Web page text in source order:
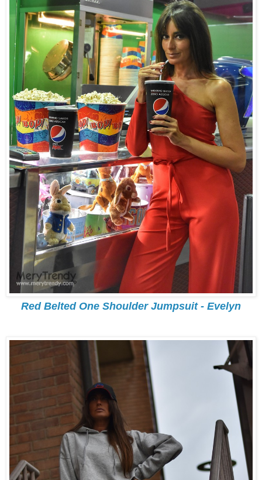
Red Belted One Shoulder Jumpsuit - Evelyn